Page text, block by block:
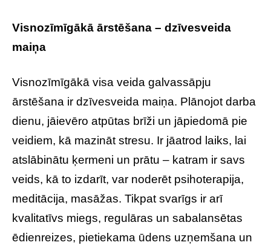
Visnozīmīgākā ārstēšana – dzīvesveida
maiņa
Visnozīmīgākā visa veida galvassāpju
ārstēšana ir dzīvesveida maiņa. Plānojot darba
dienu, jāievēro atpūtas brīži un jāpiedomā pie
veidiem, kā mazināt stresu. Ir jāatrod laiks, lai
atslābinātu ķermeni un prātu – katram ir savs
veids, kā to izdarīt, var noderēt psihoterapija,
meditācija, masāžas. Tikpat svarīgs ir arī
kvalitatīvs miegs, regulāras un sabalansētas
ēdienreizes, pietiekama ūdens uzņemšana un